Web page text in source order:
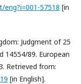
eng?i=001-57518 [in
Judgment of 25
14554/89. European
Retrieved from:
[in English].